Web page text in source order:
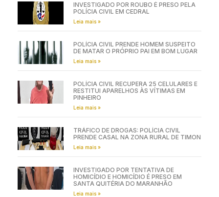
INVESTIGADO POR ROUBO É PRESO PELA
POLÍCIA CIVIL EM CEDRAL
Leia mais »
POLÍCIA CIVIL PRENDE HOMEM SUSPEITO
DE MATAR O PRÓPRIO PAI EM BOM LUGAR
Leia mais »
POLÍCIA CIVIL RECUPERA 25 CELULARES E
RESTITUI APARELHOS ÀS VÍTIMAS EM
PINHEIRO
Leia mais »
TRÁFICO DE DROGAS: POLÍCIA CIVIL
PRENDE CASAL NA ZONA RURAL DE TIMON
Leia mais »
INVESTIGADO POR TENTATIVA DE
HOMICÍDIO E HOMICÍDIO É PRESO EM
SANTA QUITÉRIA DO MARANHÃO
Leia mais »